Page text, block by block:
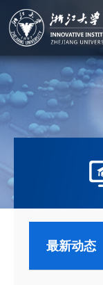
最新动态